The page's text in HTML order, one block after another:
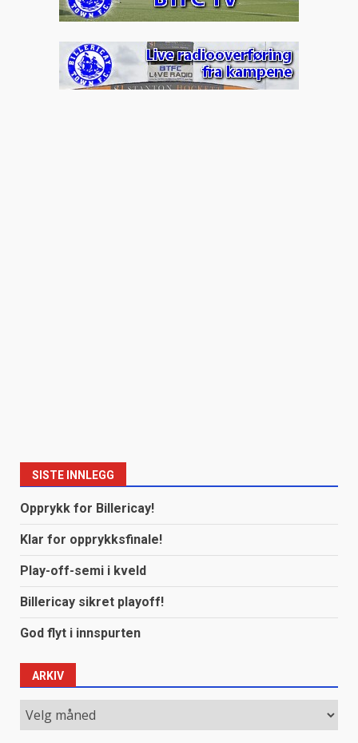
SISTE INNLEGG
Opprykk for Billericay!
Klar for opprykksfinale!
Play-off-semi i kveld
Billericay sikret playoff!
God flyt i innspurten
ARKIV
Arkiv